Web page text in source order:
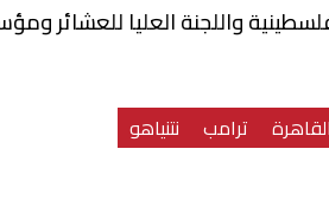
واللجنة العليا للعشائر
القاهرة ترامب نتنياهو